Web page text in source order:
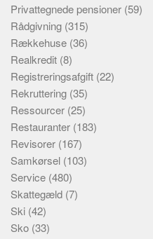
Privattegnede pensioner (59)
Rådgivning (315)
Rækkehuse (36)
Realkredit (8)
Registreringsafgift (22)
Rekruttering (35)
Ressourcer (25)
Restauranter (183)
Revisorer (167)
Samkørsel (103)
Service (480)
Skattegæld (7)
Ski (42)
Sko (33)